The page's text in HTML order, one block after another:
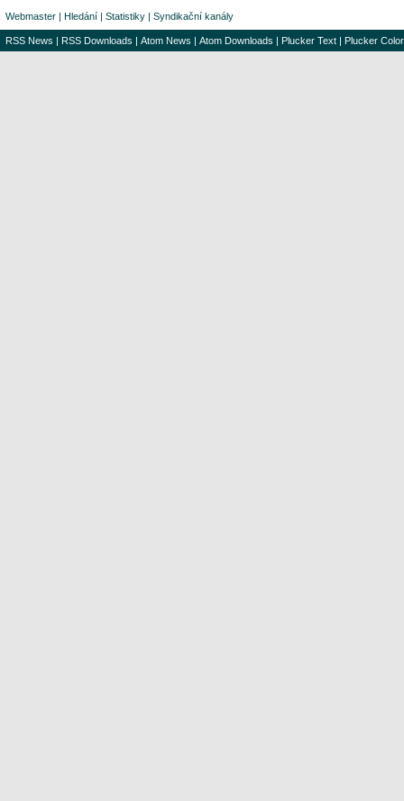
Webmaster | Hledání | Statistiky | Syndikační kanály
RSS News | RSS Downloads | Atom News | Atom Downloads | Plucker Text | Plucker Color